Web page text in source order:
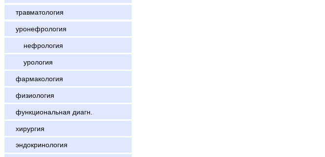
травматология
уронефрология
нефрология
урология
фармакология
физиология
функциональная диагн.
хирургия
эндокринология